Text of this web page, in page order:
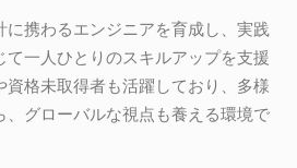
に携わるエンジニアを育成し、実践
て一人ひとりのスキルアップを支援
資格未取得者も活躍しており、多様
、グローバルな視点も養える環境で